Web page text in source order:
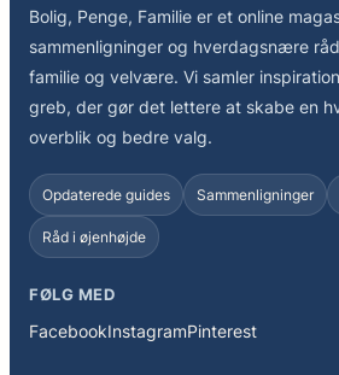
Bolig, Penge, Familie er et online
sammenligninger og hverdagsnære
familie og velvære. Vi samler
greb, der gør det lettere at skabe en
overblik og bedre valg.
Opdaterede guides Sammenligninger
Råd i øjenhøjde
FØLG MED
FacebookInstagramPinterest